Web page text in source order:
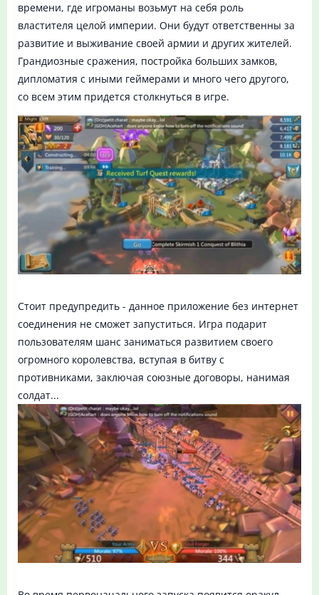
времени, где игроманы возьмут на себя роль
властителя целой империи. Они будут ответственны за
развитие и выживание своей армии и других жителей.
Грандиозные сражения, постройка больших замков,
дипломатия с иными геймерами и много чего другого,
со всем этим придется столкнуться в игре.
Стоит предупредить - данное приложение без интернет
соединения не сможет запуститься. Игра подарит
пользователям шанс заниматься развитием своего
огромного королевства, вступая в битву с
противниками, заключая союзные договоры, нанимая
солдат...